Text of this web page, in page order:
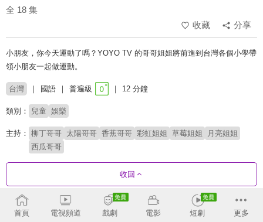
全 18 集
收藏
分享
小朋友，你今天運動了嗎？YOYO TV 的哥哥姐姐將前進到台灣各個小學帶
領小朋友一起做運動。
台灣 國語 普遍級 12 分鐘
類別： 兒童 娛樂
主持： 柳丁哥哥 太陽哥哥 香蕉哥哥 彩虹姐姐 草莓姐姐
月亮姐姐
西瓜哥哥
收回
劇集列表 反序
首頁 電視頻道 戲劇 電影 短劇 更多